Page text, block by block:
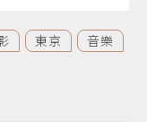
東京
音樂